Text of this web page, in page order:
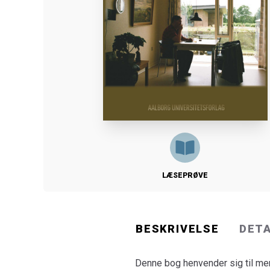
LÆSEPRØVE
BESKRIVELSE
Denne bog henvender sig til